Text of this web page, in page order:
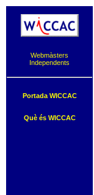
Webmàsters
Independents
Portada WICCAC
Què és WICCAC